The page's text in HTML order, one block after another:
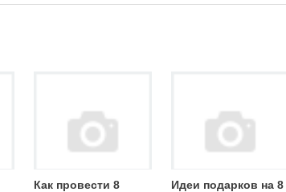
Как провести 8
Идеи подарков на 8